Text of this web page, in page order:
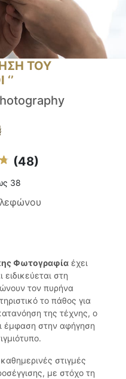
ΤΟΥ
(48)
38
Φωτογραφία έχει
στη
τον πυρήνα
το πάθος για
της τέχνης, ο
έμφαση στην αφήγηση
στιγμές
με στόχο τη